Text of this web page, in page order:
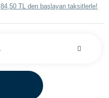
84,50 TL den başlayan taksitlerle!